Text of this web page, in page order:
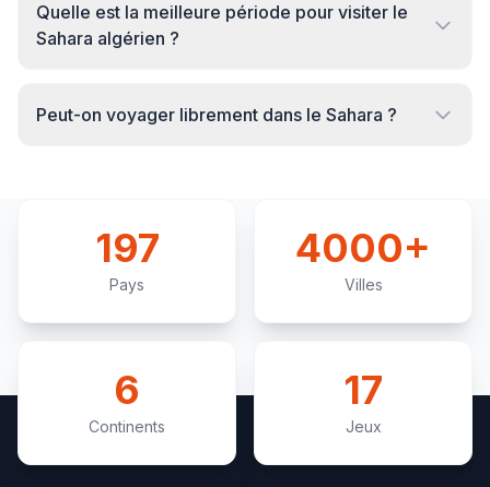
Quelle est la meilleure période pour visiter le
Sahara algérien ?
Peut-on voyager librement dans le Sahara ?
197
Pays
4000+
Villes
6
Continents
17
Jeux